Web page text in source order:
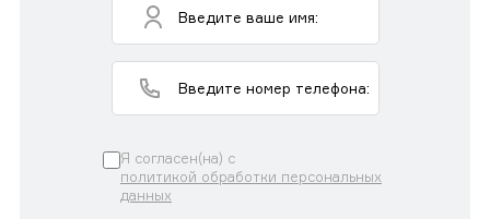
Я согласен(на) с
политикой обработки персональных
данных